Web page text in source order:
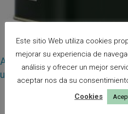
Alma de Laguna – ECO – 3
unidades)
Este sitio Web utiliza cookies
mejorar su experiencia de
análisis y ofrecer un mejor
aceptar nos da su
Cookies